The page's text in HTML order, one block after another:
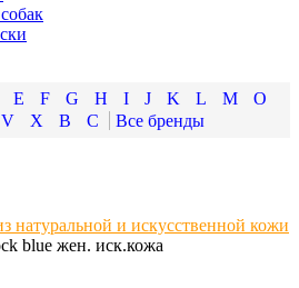
E F G H I J K L M
O
V X В С
натуральной и искусственной кожи
blue жен. иск.кожа